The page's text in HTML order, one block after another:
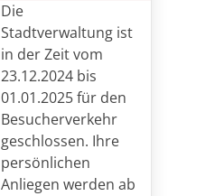
Die
Stadtverwaltung ist
in der Zeit vom
23.12.2024 bis
01.01.2025 für den
Besucherverkehr
geschlossen. Ihre
persönlichen
Anliegen werden ab